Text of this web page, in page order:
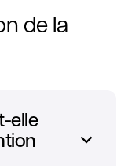
de la
elle